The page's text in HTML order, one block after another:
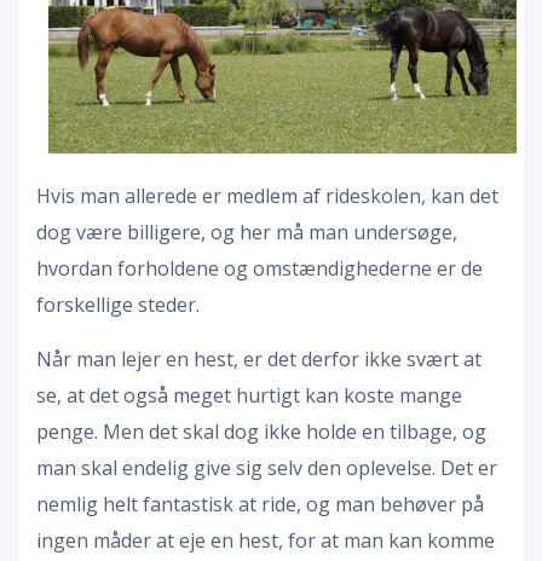
Hvis man allerede er medlem af rideskolen, kan det
dog være billigere, og her må man undersøge,
hvordan forholdene og omstændighederne er de
forskellige steder.
Når man lejer en hest, er det derfor ikke svært at
se, at det også meget hurtigt kan koste mange
penge. Men det skal dog ikke holde en tilbage, og
man skal endelig give sig selv den oplevelse. Det er
nemlig helt fantastisk at ride, og man behøver på
ingen måder at eje en hest, for at man kan komme